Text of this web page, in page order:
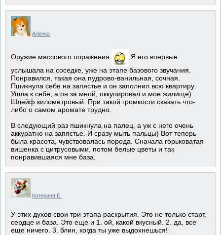
Алёнка
Оружие массового поражения
Я его впервые
услышала на соседке, уже на этапе базового звучания.
Понравился, такая она пудрово-ванильная, сочная.
Пшикнула себе на запястье и он заполнил всю квартиру.
Ушла к себе, а он за мной, оккупировал и мое жилище)
Шлейф километровый. При такой громкости сказать что-
либо о самом аромате трудно.
В следующий раз пшикнула на палец, а уж с него очень
аккуратно на запястье. И сразу мыть пальцы) Вот теперь
была красота, чувствовалась порода. Сначала горьковатая
вишенка с цитрусовыми, потом белые цветы и так
понравившаяся мне база.
Катерина Е.
У этих духов свои три этапа раскрытия. Это не только старт,
сердце и база. Это еще и 1. ой, какой вкусный. 2. да, все
еще ничего. 3. блин, когда ты уже выдохнешься!